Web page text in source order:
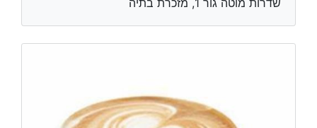
שדרות מוטה גור 1, מזכרת בתיה